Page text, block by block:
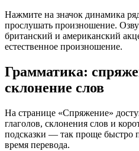
Нажмите на значок динамика
прослушать произношение.
британский и американский
естественное произношение.
Грамматика:
склонение слов
На странице «Спряжение»
глаголов, склонения слов и
подсказки — так проще быстро
время перевода.